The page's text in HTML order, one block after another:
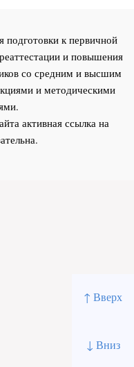
↑ Вверх
↓ Вниз
подготовки к первичной
и повышения
со средним и высшим
и методическими
активная ссылка на